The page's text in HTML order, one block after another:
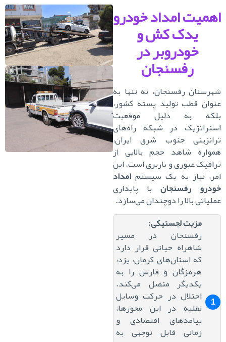
امداد خودرو
یدک کش و
خودروبر در
رفسنجان
رفسنجان، نه تنها به
قطب تولید پسته کشور،
به دلیل موقعیت
در شبکه راه‌های
جنوب شرق ایران،
شاهد حجم بالایی از
عبوری و باربری است. این
نیاز به یک سیستمامداد
رفسنجانبا پایداری
بالا را دوچندان می‌سازد.
مزیت لجستیکی:
رفسنجان در مسیر
شاهراه حیاتی قرار دارد
که استان‌های کرمان، یزد،
هرمزگان و فارس را به
یکدیگر متصل می‌کند.
اختلال در حرکت وسایل
نقلیه در این محورها،
پیامدهای اقتصادی و
زمانی قابل توجهی به